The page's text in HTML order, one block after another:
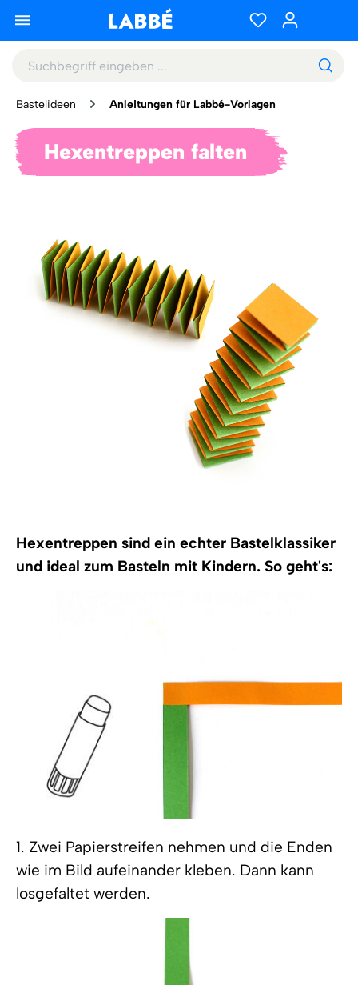
Bastelideen Anleitungen für Labbé-Vorlagen
Hexentreppen falten
Hexentreppen sind ein echter Bastelklassiker
und ideal zum Basteln mit Kindern. So geht's:
1. Zwei Papierstreifen nehmen und die Enden
wie im Bild aufeinander kleben. Dann kann
losgefaltet werden.